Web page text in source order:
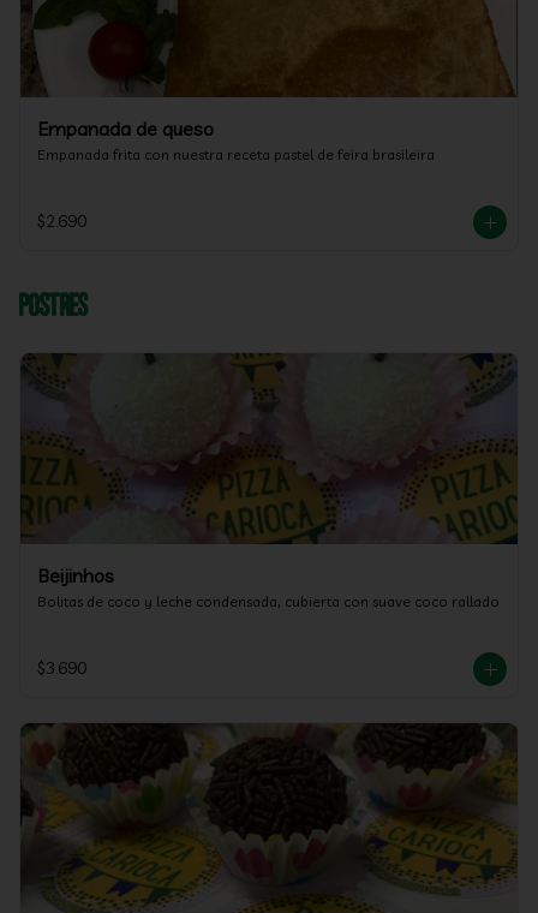
Empanada de queso
Empanada frita con nuestra receta pastel de feira brasileira
$2.690
Postres
Beijinhos
Bolitas de coco y leche condensada, cubierta con suave coco rallado
$3.690